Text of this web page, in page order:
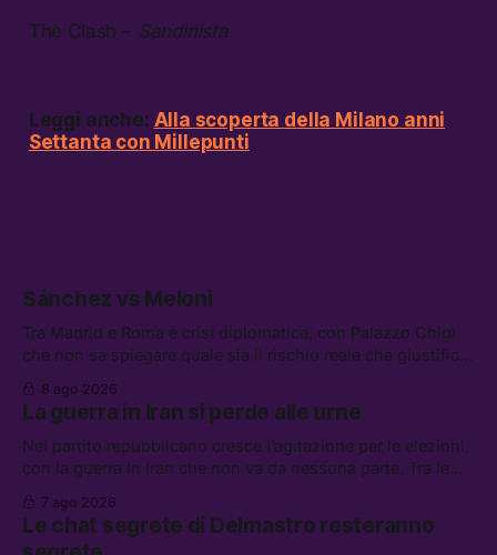
The Clash – Sandinista
Leggi anche: Alla scoperta della Milano anni
Settanta con Millepunti
Sánchez vs Meloni
Tra Madrid e Roma è crisi diplomatica, con Palazzo Chigi
che non sa spiegare quale sia il rischio reale che giustifica
di difesa tra Arabia Saudita, Pakistan e Turchia, la crisi del
carburante irregolare, e un altro caso di IA ribelle
8 ago 2026
La guerra in Iran si perde alle urne
Nel partito repubblicano cresce l’agitazione per le elezioni,
con la guerra in Iran che non va da nessuna parte. Tra le
lavoro, Schlein prova a mettere in sicurezza la coalizione, e
che cos’è lo “Spiralismo,” la religione degli agenti IA
7 ago 2026
Le chat segrete di Delmastro resteranno